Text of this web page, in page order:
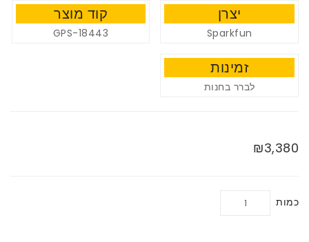
יצרן
Sparkfun
קוד מוצר
GPS-18443
זמינות
לברר בחנות
₪3,380
כמות